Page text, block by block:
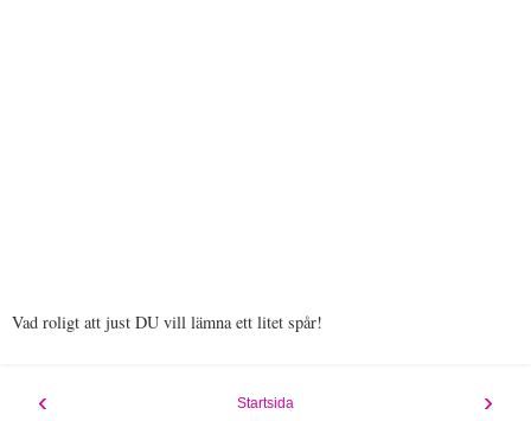
Vad roligt att just DU vill lämna ett litet spår!
‹ ›
Startsida